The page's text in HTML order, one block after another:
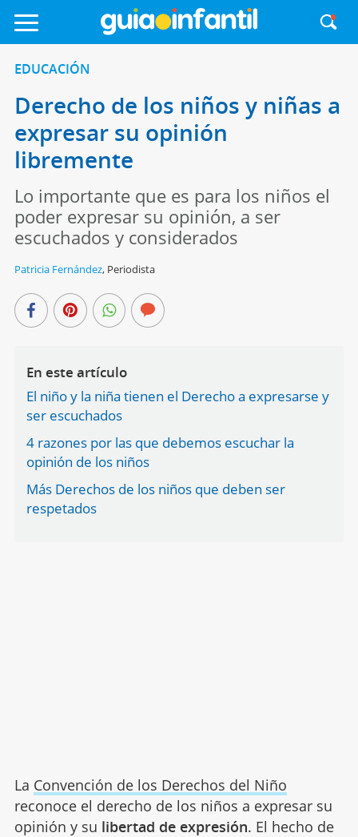
EDUCACIÓN
Derecho de los niños y niñas a
expresar su opinión
libremente
Lo importante que es para los niños el
poder expresar su opinión, a ser
escuchados y considerados
Patricia Fernández, Periodista
En este artículo
El niño y la niña tienen el Derecho a expresarse y
ser escuchados
4 razones por las que debemos escuchar la
opinión de los niños
Más Derechos de los niños que deben ser
respetados
La Convención de los Derechos del Niño
reconoce el derecho de los niños a expresar su
opinión y su libertad de expresión. El hecho de